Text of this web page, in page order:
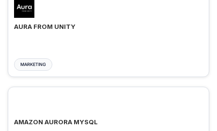
AURA FROM UNITY
MARKETING
AMAZON AURORA MYSQL